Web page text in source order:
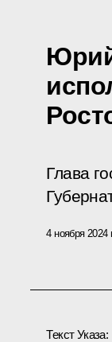
Глава
4 ноября 2024
Текст Указа: